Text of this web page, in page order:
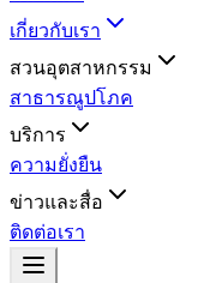
เกี่ยวกับเรา
สวนอุตสาหกรรม
สาธารณูปโภค
บริการ
ความยั่งยืน
ข่าวและสื่อ
ติดต่อเรา